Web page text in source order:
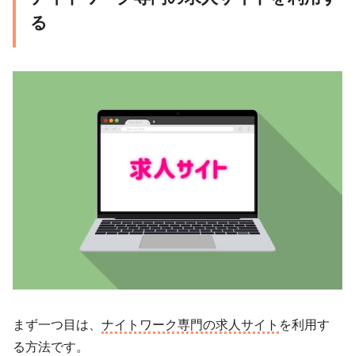
る
まず一つ目は、ナイトワーク専門の求人サイト を利用す
る方法です。